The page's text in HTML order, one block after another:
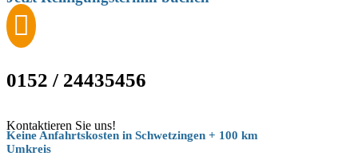

0152 / 24435456
Kontaktieren Sie uns!
Keine Anfahrtskosten in Schwetzingen + 100 km
Umkreis